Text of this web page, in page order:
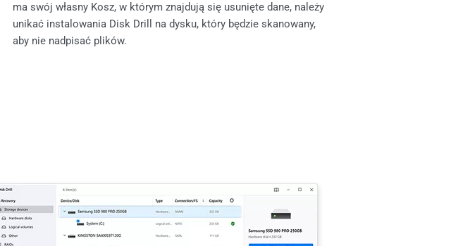
ma swój własny Kosz, w którym znajdują się usunięte dane, należy
unikać instalowania Disk Drill na dysku, który będzie skanowany,
aby nie nadpisać plików.